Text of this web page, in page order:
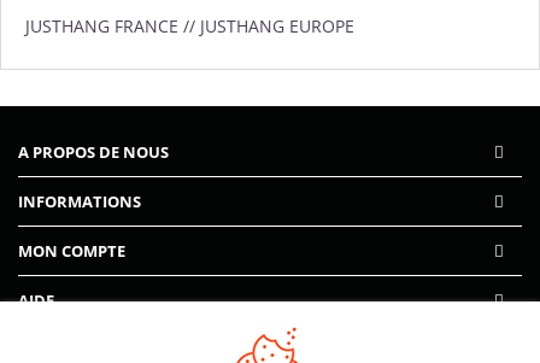
JUSTHANG FRANCE // JUSTHANG EUROPE
A PROPOS DE NOUS
INFORMATIONS
MON COMPTE
AIDE